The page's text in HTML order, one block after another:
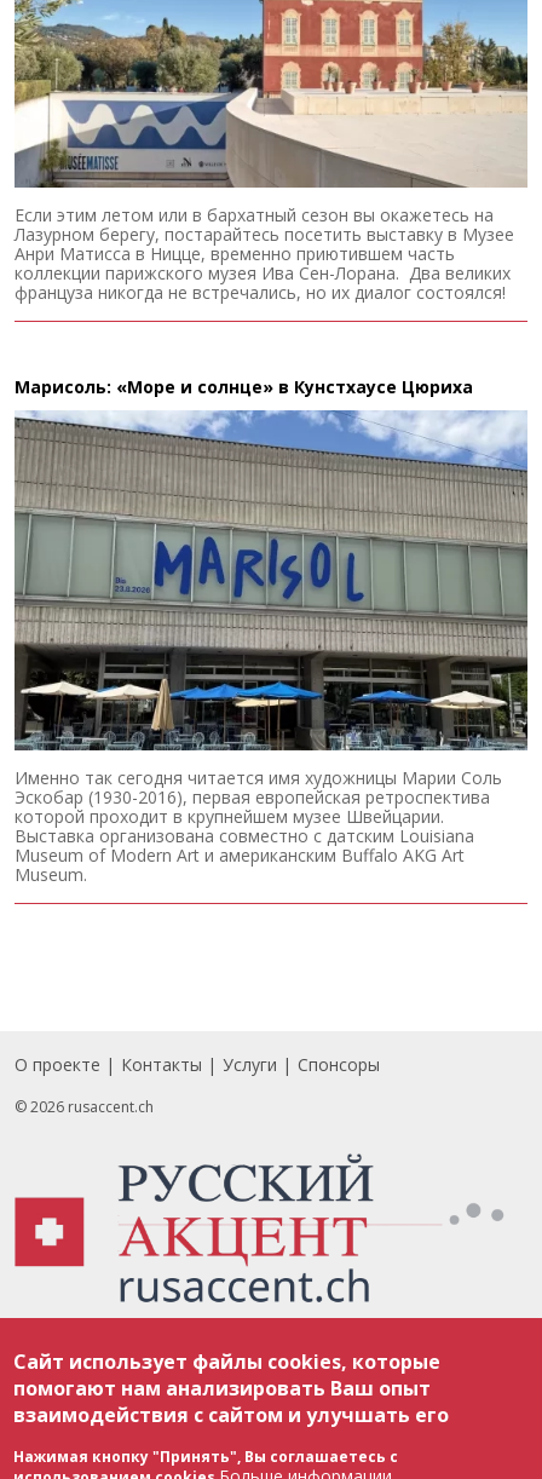
Если этим летом или в бархатный сезон вы окажетесь на
Лазурном берегу, постарайтесь посетить выставку в Музее
Анри Матисса в Ницце, временно приютившем часть
коллекции парижского музея Ива Сен-Лорана. Два великих
француза никогда не встречались, но их диалог состоялся!
Марисоль: «Море и солнце» в Кунстхаусе Цюриха
Именно так сегодня читается имя художницы Марии Соль
Эскобар (1930-2016), первая европейская ретроспектива
которой проходит в крупнейшем музее Швейцарии.
Выставка организована совместно с датским Louisiana
Museum of Modern Art и американским Buffalo AKG Art
Museum.
Footer
О проекте Контакты Услуги Спонсоры
© 2026 rusaccent.ch
соответствии с законодательством Швейцарии об авторском праве и
международными соглашениями. Полное или частичное использование
материалов возможно только с разрешения редакции. В случае полного
или частичного воспроизведения материалов сайта rusaccent.ch,
ОБЯЗАТЕЛЬНА АКТИВНАЯ ГИПЕРССЫЛКА на конкретный заимствованный
текст. Фотоизображения, размещенные редакцией rusaccent.ch, являются
ее исключительной собственностью. Полное или частичное
Сайт использует файлы cookies, которые
помогают нам анализировать Ваш опыт
взаимодействия с сайтом и улучшать его
Нажимая кнопку "Принять", Вы соглашаетесь с